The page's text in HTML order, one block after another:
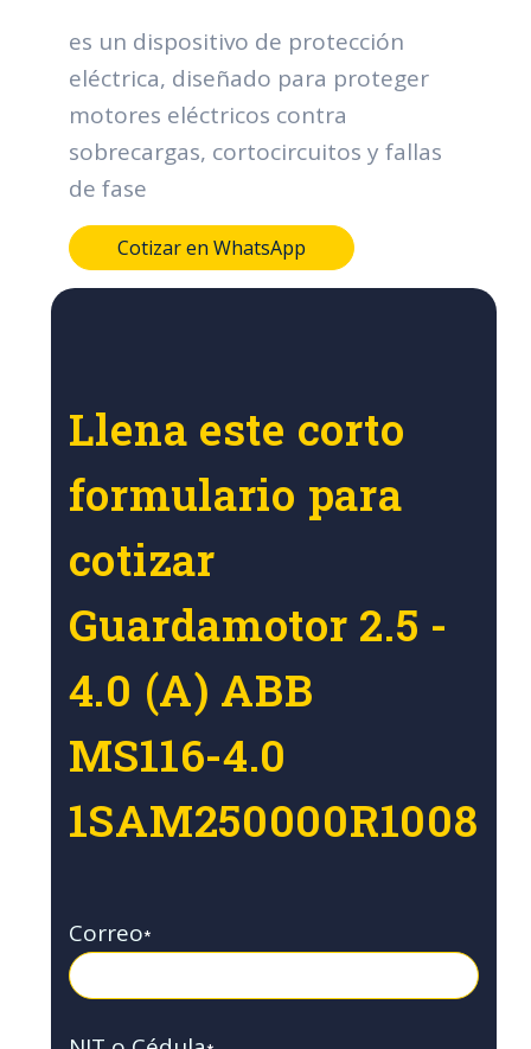
es un dispositivo de protección
eléctrica, diseñado para proteger
motores eléctricos contra
sobrecargas, cortocircuitos y fallas
de fase
Cotizar en WhatsApp
Llena este corto
formulario para
cotizar
Guardamotor 2.5 -
4.0 (A) ABB
MS116-4.0
1SAM250000R1008
Correo*